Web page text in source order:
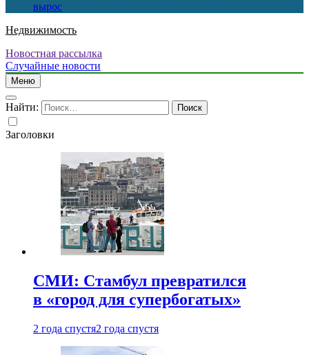
вырос
Недвижимость
Новостная рассылка
Случайные новости
Меню
Найти:
Заголовки
СМИ: Стамбул превратился
в «город для супербогатых»
2 года спустя2 года спустя